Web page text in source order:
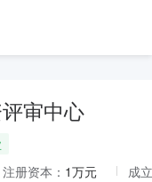
审中心
注册资本： 1万元
成